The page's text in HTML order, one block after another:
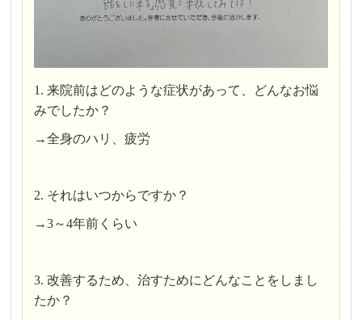
1. 来院前はどのような症状があって、どんなお悩
みでしたか？
→全身のハリ、疲労
2. それはいつからですか？
→3～4年前くらい
3. 改善するため、治すためにどんなことをしまし
たか？